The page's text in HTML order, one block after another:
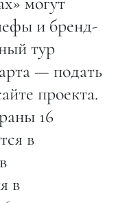
и бренд-
тур
— подать
проекта.
16
в
в